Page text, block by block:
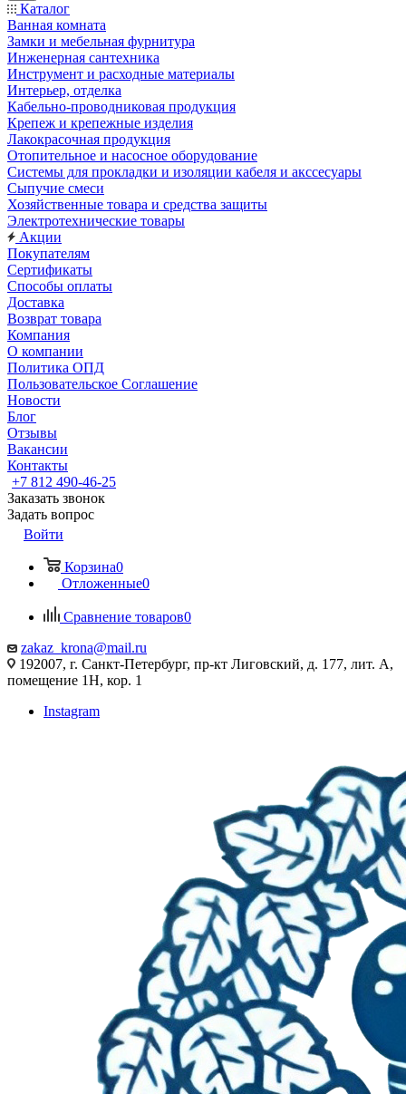
Каталог
Ванная комната
Замки и мебельная фурнитура
Инженерная сантехника
Инструмент и расходные материалы
Интерьер, отделка
Кабельно-проводниковая продукция
Крепеж и крепежные изделия
Лакокрасочная продукция
Отопительное и насосное оборудование
Системы для прокладки и изоляции кабеля и акссесуары
Сыпучие смеси
Хозяйственные товара и средства защиты
Электротехнические товары
Акции
Покупателям
Сертификаты
Способы оплаты
Доставка
Возврат товара
Компания
О компании
Политика ОПД
Пользовательское Соглашение
Новости
Блог
Отзывы
Вакансии
Контакты
+7 812 490-46-25
Заказать звонок
Задать вопрос
Войти
Корзина0
Отложенные0
Сравнение товаров0
zakaz_krona@mail.ru
192007, г. Санкт-Петербург, пр-кт Лиговский, д. 177, лит. А,
помещение 1Н, кор. 1
Instagram